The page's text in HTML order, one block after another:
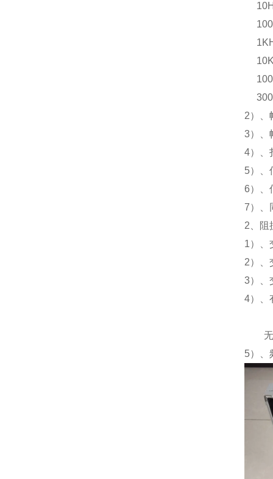
2）、
3）、
4）、
5）、
6）、
7）、
2、阻
1）、
2）、
3）、
4）、
无
5）